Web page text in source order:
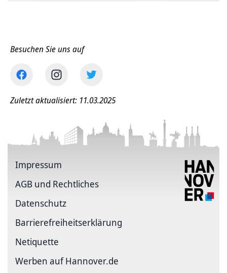
Besuchen Sie uns auf
Zuletzt aktualisiert: 11.03.2025
Impressum
AGB und Rechtliches
Datenschutz
Barriere­freiheits­erklärung
Netiquette
Werben auf Hannover.de